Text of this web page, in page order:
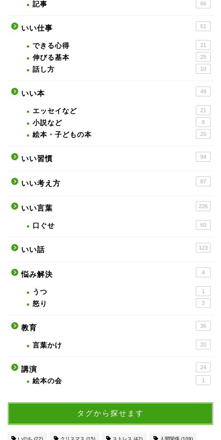
記事 66
いい仕事 61
できる心得 21
伸びる基本 29
話し方 10
いい本 49
エッセイなど 21
小説など 8
絵本・子どもの本 20
いい習慣 94
いい考え方 87
いい言葉 226
口ぐせ 60
いい話 123
悩み解決 4
うつ 1
怒り 3
教育 36
言葉かけ 20
講演 24
絵本の会 1
タグから探せます